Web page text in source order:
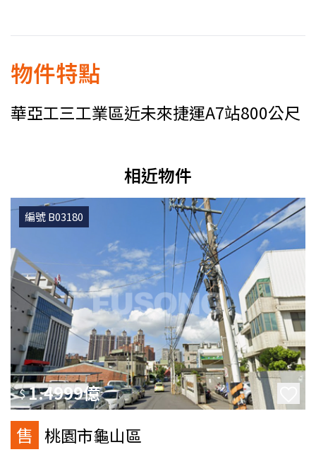
物件特點
華亞工三工業區近未來捷運A7站800公尺
相近物件
編號 B03180
$1.4999億
售 桃園市龜山區